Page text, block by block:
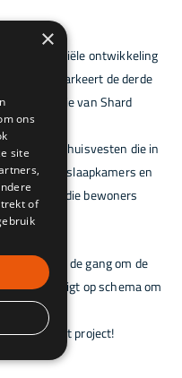
residentiële ontwikkeling
markeert de derde
regeneratie van Shard
huisvesten die in
en drie slaapkamers en
verdieping die bewoners
zijn aan de gang om de
ligt op schema om
over dit project!
×
ons
site
of